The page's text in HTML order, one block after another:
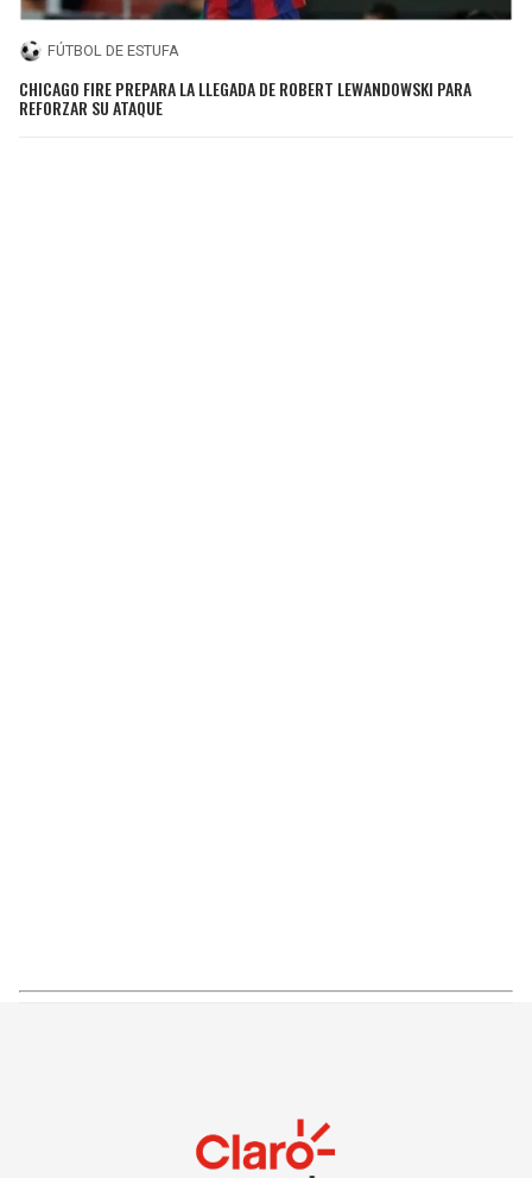
FÚTBOL DE ESTUFA
CHICAGO FIRE PREPARA LA LLEGADA DE ROBERT LEWANDOWSKI PARA
REFORZAR SU ATAQUE